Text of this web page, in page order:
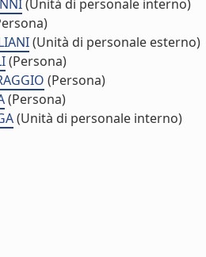
(Unità di personale interno)
(Unità di personale esterno)
(Persona)
(Persona)
(Persona)
(Unità di personale interno)